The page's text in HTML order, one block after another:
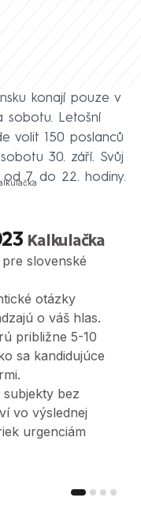
konají pouze v
sobotu. Letošní
volit 150 poslanců
30. září. Svůj
7. do 22. hodiny.